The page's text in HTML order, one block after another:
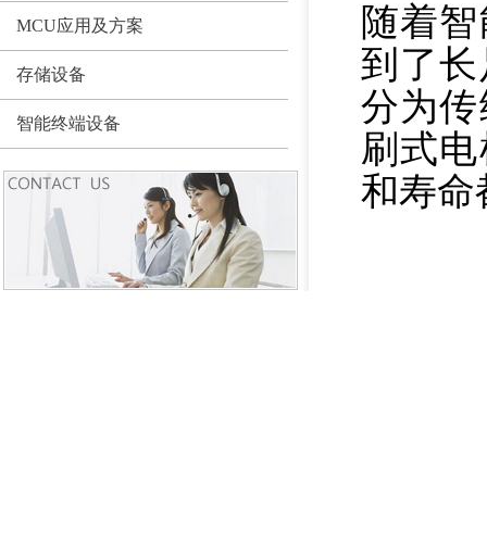
MCU应用及方案
存储设备
智能终端设备
随着
到了
分为
刷式
和寿命